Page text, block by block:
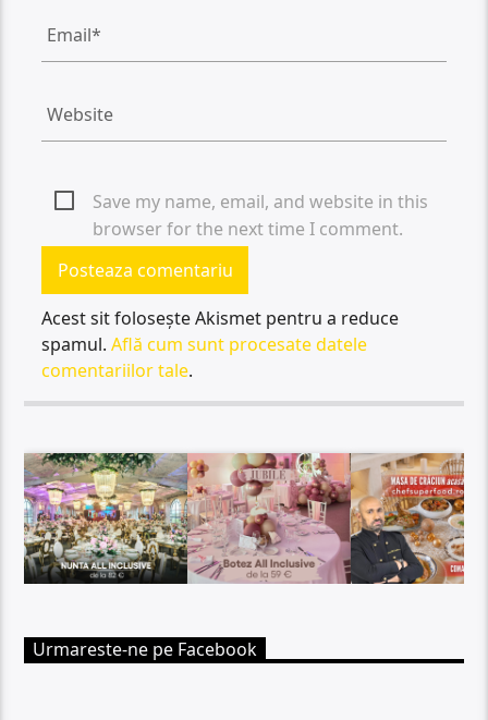
Save my name, email, and website in this
browser for the next time I comment.
Acest sit folosește Akismet pentru a reduce
spamul.Află cum sunt procesate datele
comentariilor tale.
Urmareste-ne pe Facebook